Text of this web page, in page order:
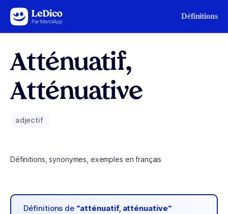
Aller au contenu Définitions
Atténuatif,
Atténuative
adjectif
Définitions, synonymes, exemples en français
Définitions de “atténuatif, atténuative“